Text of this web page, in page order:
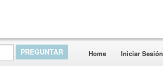
Home Iniciar Sesión